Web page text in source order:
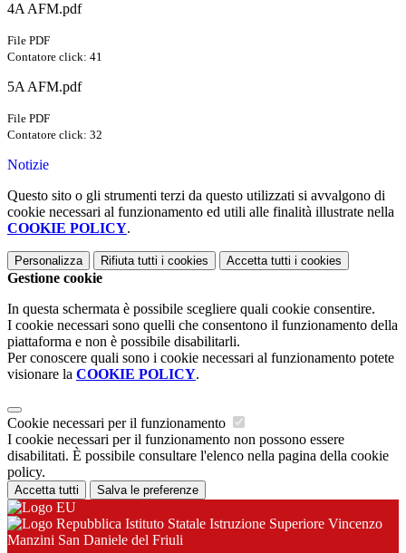
4A AFM.pdf
File PDF
Contatore click: 41
5A AFM.pdf
File PDF
Contatore click: 32
Notizie
Questo sito o gli strumenti terzi da questo utilizzati si avvalgono di
cookie necessari al funzionamento ed utili alle finalità illustrate nella
COOKIE POLICY.
Personalizza Rifiuta tutti i cookies Accetta tutti i cookies
Gestione cookie
In questa schermata è possibile scegliere quali cookie consentire.
I cookie necessari sono quelli che consentono il funzionamento della
piattaforma e non è possibile disabilitarli.
Per conoscere quali sono i cookie necessari al funzionamento potete
visionare la COOKIE POLICY.
Cookie necessari per il funzionamento
I cookie necessari per il funzionamento non possono essere
disabilitati. È possibile consultare l'elenco nella pagina della cookie
policy.
Accetta tutti Salva le preferenze
Istituto Statale Istruzione Superiore Vincenzo
Manzini San Daniele del Friuli